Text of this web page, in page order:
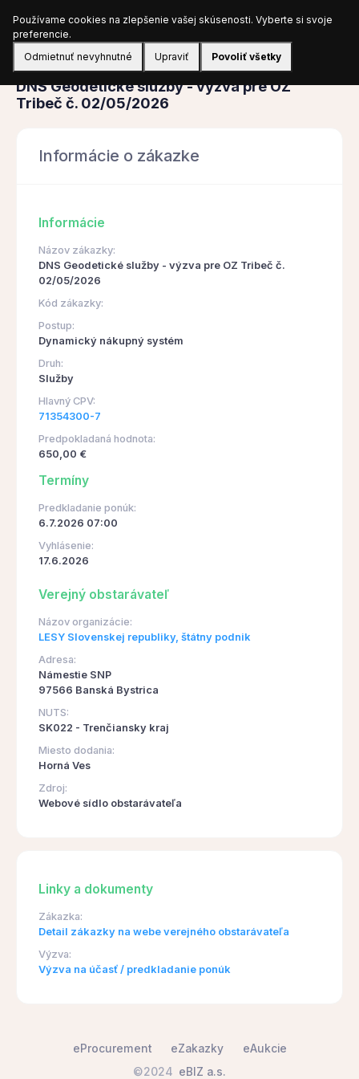
Prihlásiť sa
Obstarávanie
DNS Geodetické služby - výzva pre OZ
Tribeč č. 02/05/2026
Informácie o zákazke
Informácie
Názov zákazky:
DNS Geodetické služby - výzva pre OZ Tribeč č.
02/05/2026
Kód zákazky:
Postup:
Dynamický nákupný systém
Druh:
Služby
Hlavný CPV:
71354300-7
Predpokladaná hodnota:
650,00 €
Termíny
Predkladanie ponúk:
6.7.2026 07:00
Vyhlásenie:
17.6.2026
Verejný obstarávateľ
Názov organizácie:
LESY Slovenskej republiky, štátny podnik
Adresa:
Námestie SNP
97566 Banská Bystrica
NUTS:
SK022 - Trenčiansky kraj
Miesto dodania:
Horná Ves
Zdroj:
Webové sídlo obstarávateľa
Linky a dokumenty
Zákazka:
Detail zákazky na webe verejného obstarávateľa
Výzva:
Výzva na účasť / predkladanie ponúk
©2024 eBIZ a.s.
eProcurement eZakazky eAukcie
Používame cookies na zlepšenie vašej skúsenosti. Vyberte si svoje
preferencie.
Odmietnuť nevyhnutné
Upraviť Povoliť všetky